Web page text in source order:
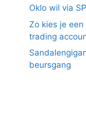
Oklo wil via
Zo kies je
trading
beursgang